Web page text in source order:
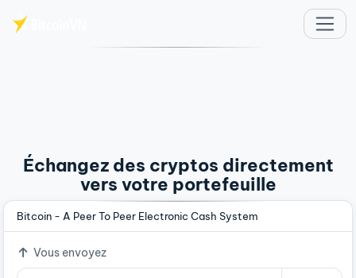
Échangez des cryptos directement
vers votre portefeuille
Bitcoin - A Peer To Peer Electronic Cash System
Vous envoyez